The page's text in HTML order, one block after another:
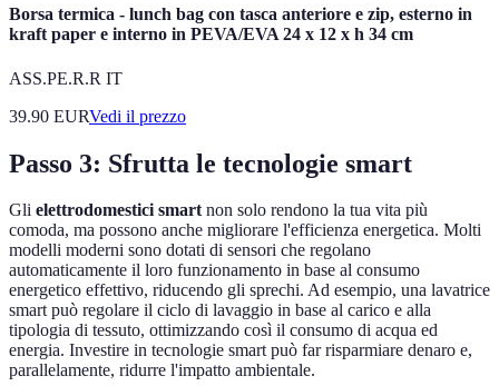
Borsa termica - lunch bag con tasca anteriore e zip, esterno in
kraft paper e interno in PEVA/EVA 24 x 12 x h 34 cm
ASS.PE.R.R IT
39.90 EURVedi il prezzo
Passo 3: Sfrutta le tecnologie smart
Gli elettrodomestici smartnon solo rendono la tua vita più
comoda, ma possono anche migliorare l'efficienza energetica. Molti
modelli moderni sono dotati di sensori che regolano
automaticamente il loro funzionamento in base al consumo
energetico effettivo, riducendo gli sprechi. Ad esempio, una lavatrice
smart può regolare il ciclo di lavaggio in base al carico e alla
tipologia di tessuto, ottimizzando così il consumo di acqua ed
energia. Investire in tecnologie smart può far risparmiare denaro e,
parallelamente, ridurre l'impatto ambientale.